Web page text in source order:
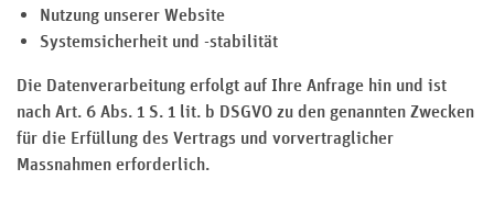
Nutzung unserer Website
Systemsicherheit und -stabilität
Die Datenverarbeitung erfolgt auf Ihre Anfrage hin und ist
nach Art. 6 Abs. 1 S. 1 lit. b DSGVO zu den genannten Zwecken
für die Erfüllung des Vertrags und vorvertraglicher
Massnahmen erforderlich.